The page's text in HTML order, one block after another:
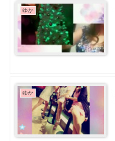
ゆか
ゆか